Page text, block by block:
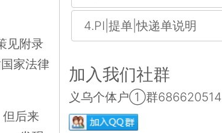
见附录
家法律
后来
4.PI|提单|快递单说明
加入我们社群
义乌个体户①群686620514